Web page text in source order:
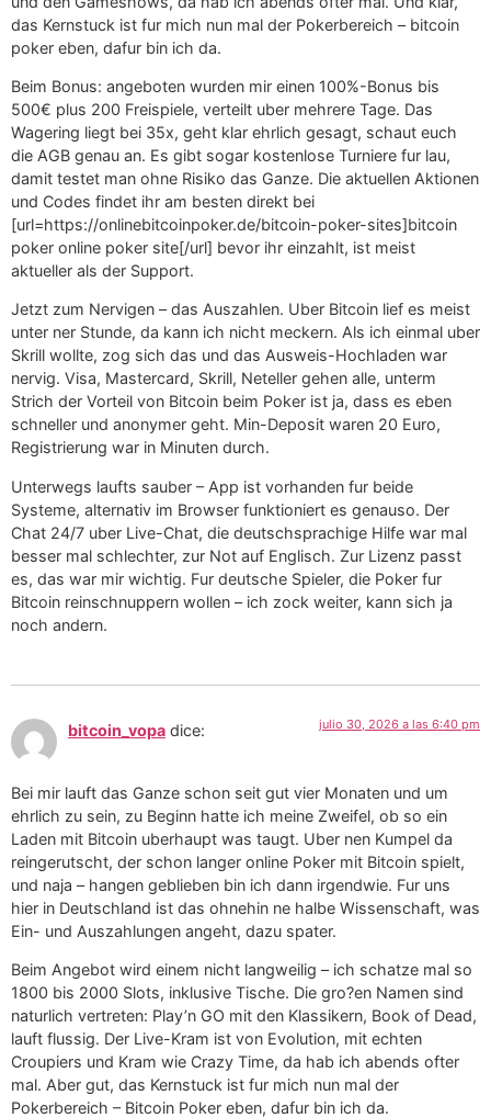
das Kernstuck ist fur mich nun mal der Pokerbereich – bitcoin
poker eben, dafur bin ich da.
Beim Bonus: angeboten wurden mir einen 100%-Bonus bis
500€ plus 200 Freispiele, verteilt uber mehrere Tage. Das
Wagering liegt bei 35x, geht klar ehrlich gesagt, schaut euch
die AGB genau an. Es gibt sogar kostenlose Turniere fur lau,
damit testet man ohne Risiko das Ganze. Die aktuellen Aktionen
und Codes findet ihr am besten direkt bei
[url=https://onlinebitcoinpoker.de/bitcoin-poker-sites]bitcoin
poker online poker site[/url] bevor ihr einzahlt, ist meist
aktueller als der Support.
Jetzt zum Nervigen – das Auszahlen. Uber Bitcoin lief es meist
unter ner Stunde, da kann ich nicht meckern. Als ich einmal uber
Skrill wollte, zog sich das und das Ausweis-Hochladen war
nervig. Visa, Mastercard, Skrill, Neteller gehen alle, unterm
Strich der Vorteil von Bitcoin beim Poker ist ja, dass es eben
schneller und anonymer geht. Min-Deposit waren 20 Euro,
Registrierung war in Minuten durch.
Unterwegs laufts sauber – App ist vorhanden fur beide
Systeme, alternativ im Browser funktioniert es genauso. Der
Chat 24/7 uber Live-Chat, die deutschsprachige Hilfe war mal
besser mal schlechter, zur Not auf Englisch. Zur Lizenz passt
es, das war mir wichtig. Fur deutsche Spieler, die Poker fur
Bitcoin reinschnuppern wollen – ich zock weiter, kann sich ja
noch andern.
bitcoin_vopa dice: julio 30, 2026 a las 6:40 pm
Bei mir lauft das Ganze schon seit gut vier Monaten und um
ehrlich zu sein, zu Beginn hatte ich meine Zweifel, ob so ein
Laden mit Bitcoin uberhaupt was taugt. Uber nen Kumpel da
reingerutscht, der schon langer online Poker mit Bitcoin spielt,
und naja – hangen geblieben bin ich dann irgendwie. Fur uns
hier in Deutschland ist das ohnehin ne halbe Wissenschaft, was
Ein- und Auszahlungen angeht, dazu spater.
Beim Angebot wird einem nicht langweilig – ich schatze mal so
1800 bis 2000 Slots, inklusive Tische. Die gro?en Namen sind
naturlich vertreten: Play’n GO mit den Klassikern, Book of Dead,
lauft flussig. Der Live-Kram ist von Evolution, mit echten
Croupiers und Kram wie Crazy Time, da hab ich abends ofter
mal. Aber gut, das Kernstuck ist fur mich nun mal der
Pokerbereich – Bitcoin Poker eben, dafur bin ich da.